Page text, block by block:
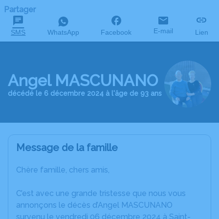
Partager
SMS WhatsApp Facebook E-mail Lien
Angel MASCUNANO
décédé le 6 décembre 2024 à l'âge de 93 ans
Message de la famille
Chère famille, chers amis,
C’est avec une grande tristesse que nous vous
annonçons le décès d’Angel MASCUNANO
survenu le vendredi 06 décembre 2024 à Saint-